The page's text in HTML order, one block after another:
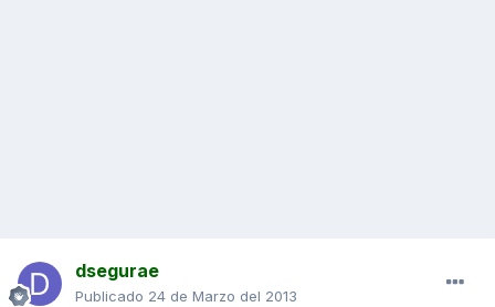
dsegurae
Publicado 24 de Marzo del 2013